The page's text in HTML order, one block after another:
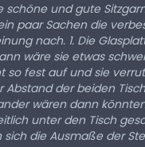
schöne und gute
paar Sachen die
nach. 1. Die
wäre sie etwas
so fest auf und sie
Abstand der beiden
wären dann
unter den Tisch
die Ausmaße der